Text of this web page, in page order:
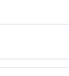
regenerujący ​żel